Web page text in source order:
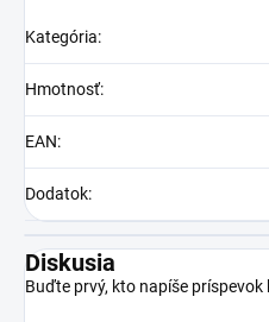
Kategória:
Hmotnosť:
EAN:
Dodatok:
Diskusia
Buďte prvý, kto napíše príspevok